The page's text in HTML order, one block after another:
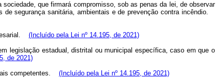
que firmará compromisso, sob as penas da lei, de observar
segurança sanitária, ambientais e de prevenção contra incêndio.
(Incluído pela Lei nº 14.195, de 2021)
legislação estadual, distrital ou municipal específica, caso em que o
de 2021)
competentes. (Incluído pela Lei nº 14.195, de 2021)